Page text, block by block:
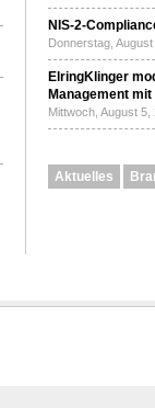
NIS-2-
Donnerstag,
ElringKlinger
Management
Mittwoch, August
Aktuelles